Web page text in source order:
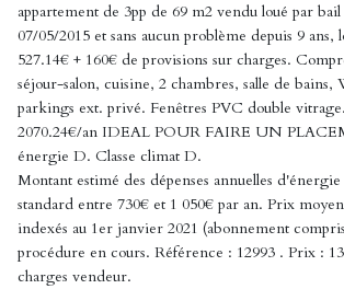
appartement de 3pp de 69 m2 vendu loué par bail
07/05/2015 et sans aucun problème depuis 9 ans,
527.14€ + 160€ de provisions sur charges.
séjour-salon, cuisine, 2 chambres, salle de bains,
parkings ext. privé. Fenêtres PVC double
2070.24€/an IDEAL POUR FAIRE UN
énergie D. Classe climat D.
Montant estimé des dépenses annuelles
standard entre 730€ et 1 050€ par an. Prix
indexés au 1er janvier 2021 (abonnement
procédure en cours. Référence : 12993 . Prix :
charges vendeur.